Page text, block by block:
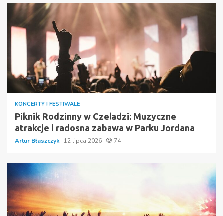
KONCERTY I FESTIWALE
Piknik Rodzinny w Czeladzi: Muzyczne
atrakcje i radosna zabawa w Parku Jordana
Artur Błaszczyk 12 lipca 2026 74